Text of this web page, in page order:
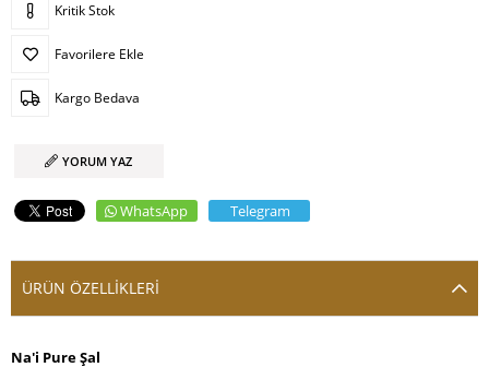
Kritik Stok
Favorilere Ekle
Kargo Bedava
YORUM YAZ
WhatsApp Telegram
ÜRÜN ÖZELLIKLERI
Na'i Pure Şal